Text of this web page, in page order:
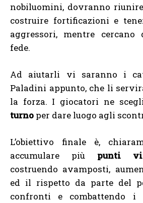
nobiluomini, dovranno
costruire fortificazioni e
aggressori, mentre
fede.
Ad aiutarli vi saranno i
Paladini appunto, che li
la forza. I giocatori ne
turno per dare luogo agli
L’obiettivo finale è,
accumulare più punti
costruendo avamposti,
ed il rispetto da parte del
confronti e combattendo i